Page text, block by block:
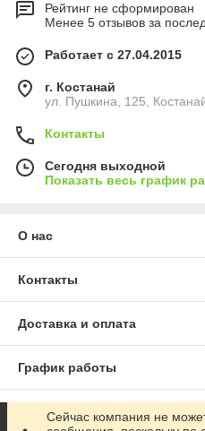
Рейтинг не сформирован
Менее 5 отзывов за
Работает с 27.04.2015
г. Костанай
ул. Пушкина, 125,
Контакты
Сегодня выходной
Показать весь график
О нас
Контакты
Доставка и оплата
График работы
Полная версия сайта
Сейчас компания не